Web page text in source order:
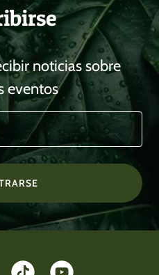
noticias sobre
eventos